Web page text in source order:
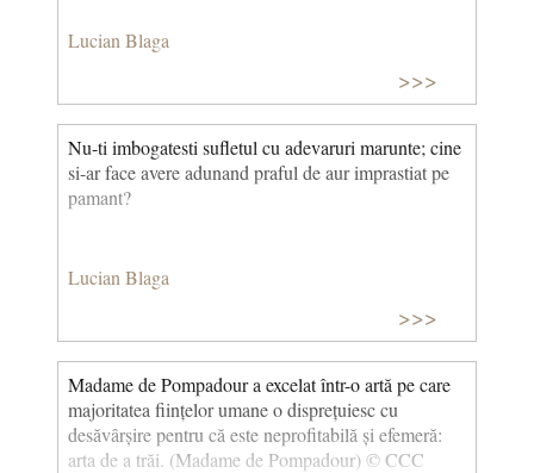
Lucian Blaga
>>>
Nu-ti imbogatesti sufletul cu adevaruri marunte; cine
si-ar face avere adunand praful de aur imprastiat pe
pamant?
Lucian Blaga
>>>
Madame de Pompadour a excelat într-o artă pe care
majoritatea ființelor umane o disprețuiesc cu
desăvârșire pentru că este neprofitabilă și efemeră:
arta de a trăi. (Madame de Pompadour) © CCC